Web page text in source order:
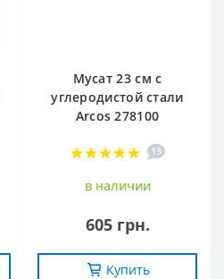
Мусат 23 см с
углеродистой стали
Arcos 278100
13
в наличии
605 грн.
Купить